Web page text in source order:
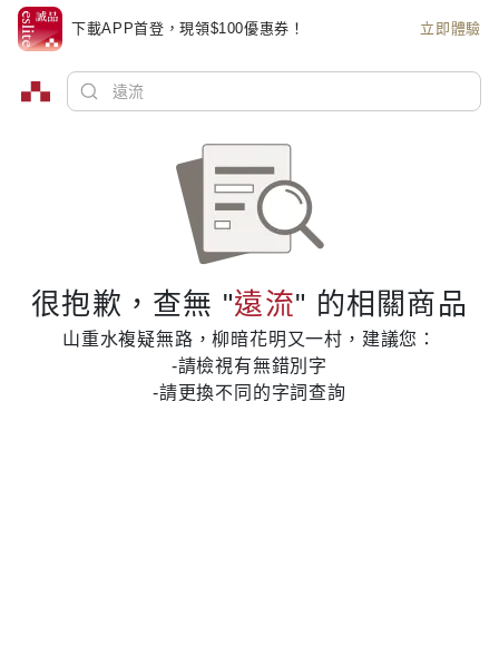
下載APP首登，現領$100優惠券！ 立即體驗
很抱歉，查無 "遠流" 的相關商品
山重水複疑無路，柳暗花明又一村，建議您：
-請檢視有無錯別字
-請更換不同的字詞查詢